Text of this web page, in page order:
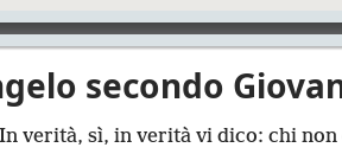
secondo
verità, sì, in verità vi dico: chi